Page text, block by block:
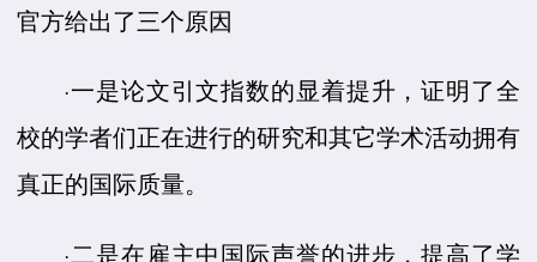
官方给出了三个原因
·一是论文引文指数的显着提升，证明了全
校的学者们正在进行的研究和其它学术活动拥有
真正的国际质量。
·二是在雇主中国际声誉的进步，提高了学